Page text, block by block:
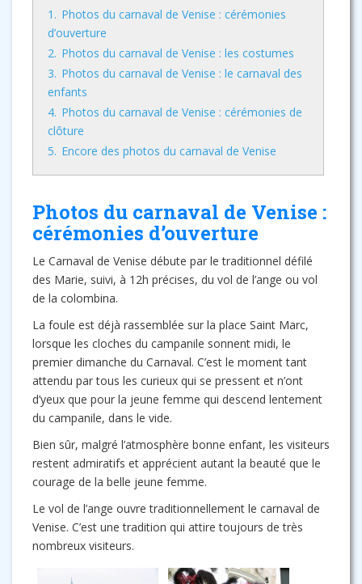
1. Photos du carnaval de Venise : cérémonies
d’ouverture
2. Photos du carnaval de Venise : les costumes
3. Photos du carnaval de Venise : le carnaval des
enfants
4. Photos du carnaval de Venise : cérémonies de
clôture
5. Encore des photos du carnaval de Venise
Photos du carnaval de Venise :
cérémonies d’ouverture
Le Carnaval de Venise débute par le traditionnel défilé
des Marie, suivi, à 12h précises, du vol de l’ange ou vol
de la colombina.
La foule est déjà rassemblée sur la place Saint Marc,
lorsque les cloches du campanile sonnent midi, le
premier dimanche du Carnaval. C’est le moment tant
attendu par tous les curieux qui se pressent et n’ont
d’yeux que pour la jeune femme qui descend lentement
du campanile, dans le vide.
Bien sûr, malgré l’atmosphère bonne enfant, les visiteurs
restent admiratifs et apprécient autant la beauté que le
courage de la belle jeune femme.
Le vol de l’ange ouvre traditionnellement le carnaval de
Venise. C’est une tradition qui attire toujours de très
nombreux visiteurs.